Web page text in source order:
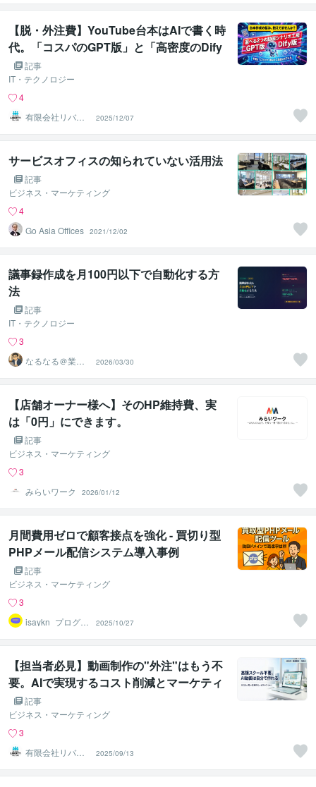
【脱・外注費】YouTube台本はAIで書く時
代。「コスパのGPT版」と「高密度のDify
版」、あなたに合うのはどっち？
記事
IT・テクノロジー
4
有限会社リバテ
ィ 大北章史
2025/12/07
サービスオフィスの知られていない活用法
記事
ビジネス・マーケティング
4
Go Asia Offices 2021/12/02
議事録作成を月100円以下で自動化する方
法
記事
IT・テクノロジー
3
なるなる＠業務
効率化エンジニ
ア
2026/03/30
【店舗オーナー様へ】そのHP維持費、実
は「0円」にできます。
記事
ビジネス・マーケティング
3
みらいワーク
2026/01/12
月間費用ゼロで顧客接点を強化 - 買切り型
PHPメール配信システム導入事例
記事
ビジネス・マーケティング
3
isaykn_プログラ
ム相談製作プロ
2025/10/27
【担当者必見】動画制作の"外注"はもう不
要。AIで実現するコスト削減とマーケティ
ング強化術
記事
ビジネス・マーケティング
3
有限会社リバテ
ィ 大北章史
2025/09/13